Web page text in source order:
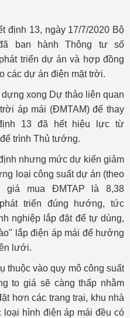
định 13, ngày 17/7/2020 Bộ
ban hành Thông tư số
triển dự án và hợp đồng
các dự án điện mặt trời.
xong Dự thảo liên quan
áp mái (ĐMTAM) để thay
13 đã hết hiệu lực từ
trình Thủ tướng.
nhưng mức dự kiến giảm
loại công suất dự án (theo
giá mua ĐMTAP là 8,38
triển đúng hướng, tức
nghiệp lắp đặt để tự dùng,
lắp điện áp mái để hưởng
lưới.
thuộc vào quy mô công suất
to giá sẽ càng thấp nhằm
hơn các trang trại, khu nhà
loại hình điện áp mái đều có